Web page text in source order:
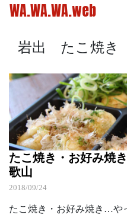
WA.WA.WA.web
岩出 たこ焼き
たこ焼き・お好み焼
歌山
2018/09/24
たこ焼き・お好み焼き…や